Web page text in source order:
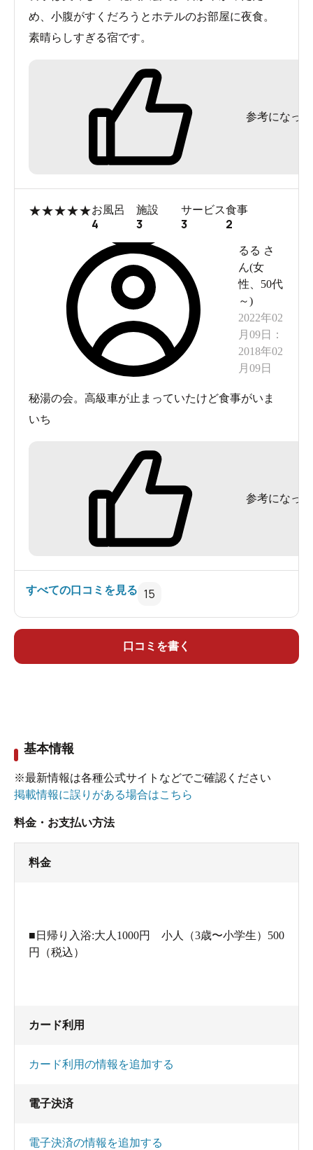
め、小腹がすくだろうとホテルのお部屋に夜食。
素晴らしすぎる宿です。
参考になった
★★★★★お風呂
4
施設
3
サービス
3
食事
2
るる さ
ん(女
性
50代
～)
2022年02
月09日
：
2018年02
月09日
秘湯の会。高級車が止まっていたけど食事がいま
いち
参考になった
すべての口コミを見る 15
口コミを書く
基本情報
※最新情報は各種公式サイトなどでご確認ください
掲載情報に誤りがある場合はこちら
料金・お支払い方法
料金
■日帰り入浴:大人1000円 小人（3歳〜小学生）500
円（税込）
カード利用
カード利用の情報を追加する
電子決済
電子決済の情報を追加する